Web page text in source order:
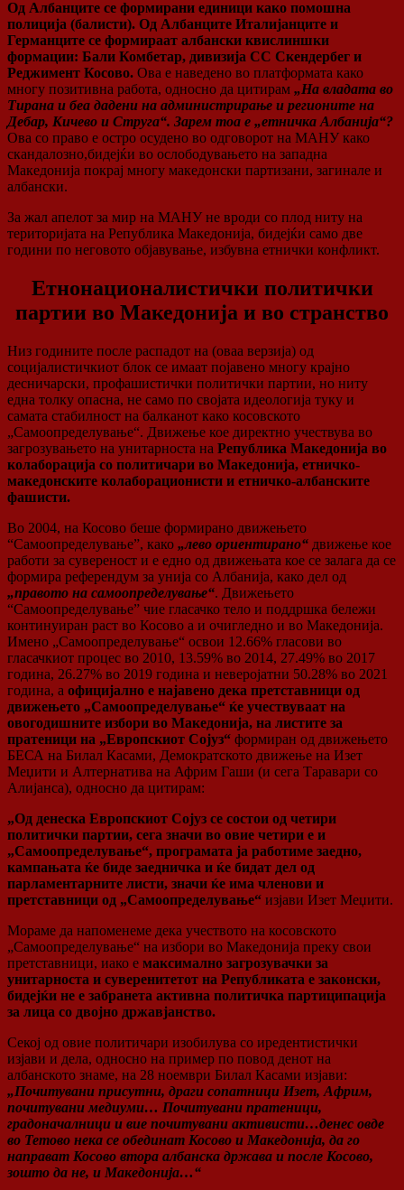
Од Албанците се формирани единици како помошна
полиција (балисти). Од Албанците Италијанците и
Германците се формираат албански квислиншки
формации: Бали Комбетар, дивизија СС Скендербег и
Реджимент Косово. Ова е наведено во платформата како
многу позитивна работа, односно да цитирам „На владата во
Тирана и беа дадени на администрирање и регионите на
Дебар, Кичево и Струга“. Зарем тоа е „етничка Албанија“?
Ова со право е остро осудено во одговорот на МАНУ како
скандалозно,бидејќи во ослободувањето на западна
Македонија покрај многу македонски партизани, загинале и
албански.
За жал апелот за мир на МАНУ не вроди со плод ниту на
територијата на Република Македонија, бидејќи само две
години по неговото објавување, избувна етнички конфликт.
Етнонационалистички политички
партии во Македонија и во странство
Низ годините после распадот на (оваа верзија) од
социјалистичкиот блок се имаат појавено многу крајно
десничарски, профашистички политички партии, но ниту
една толку опасна, не само по својата идеологија туку и
самата стабилност на балканот како косовското
„Самоопределување“. Движење кое директно учествува во
загрозувањето на унитарноста на Република Македонија во
колаборација со политичари во Македонија, етничко-
македонските колаборационисти и етничко-албанските
фашисти.
Во 2004, на Косово беше формирано движењето
“Самоопределување”, како „лево ориентирано“ движење кое
работи за сувереност и е едно од движењата кое се залага да се
формира референдум за унија со Албанија, како дел од
„правото на самоопределување“. Движењето
“Самоопределување” чие гласачко тело и поддршка бележи
континуиран раст во Косово а и очигледно и во Македонија.
Имено „Самоопределување“ освои 12.66% гласови во
гласачкиот процес во 2010, 13.59% во 2014, 27.49% во 2017
година, 26.27% во 2019 година и неверојатни 50.28% во 2021
година, а официјално е најавено дека претставници од
движењето „Самоопределување“ ќе учествуваат на
овогодишните избори во Македонија, на листите за
пратеници на „Европскиот Сојуз“ формиран од движењето
БЕСА на Билал Касами, Демократското движење на Изет
Меџити и Алтернатива на Африм Гаши (и сега Таравари со
Алијанса), односно да цитирам:
„Од денеска Европскиот Сојуз се состои од четири
политички партии, сега значи во овие четири е и
„Самоопределување“, програмата ја работиме заедно,
кампањата ќе биде заедничка и ќе бидат дел од
парламентарните листи, значи ќе има членови и
претставници од „Самоопределување“ изјави Изет Меџити.
Мораме да напоменеме дека учеството на косовското
„Самоопределување“ на избори во Македонија преку свои
претставници, иако е максимално загрозувачки за
унитарноста и суверенитетот на Републиката е законски,
бидејќи не е забранета активна политичка партиципација
за лица со двојно државјанство.
Секој од овие политичари изобилува со иредентистички
изјави и дела, односно на пример по повод денот на
албанското знаме, на 28 ноември Билал Касами изјави:
„Почитувани присутни, драги сопатници Изет, Африм,
почитувани медиуми… Почитувани пратеници,
градоначалници и вие почитувани активисти…денес овде
во Тетово нека се обединат Косово и Македонија, да го
направат Косово втора албанска држава и после Косово,
зошто да не, и Македонија…“